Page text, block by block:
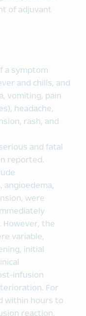
of adjuvant
a symptom
and chills, and
vomiting, pain
headache,
rash, and
and fatal
reported.
angioedema,
were
However, the
variable,
initial
infusion
For
within hours to
reaction.